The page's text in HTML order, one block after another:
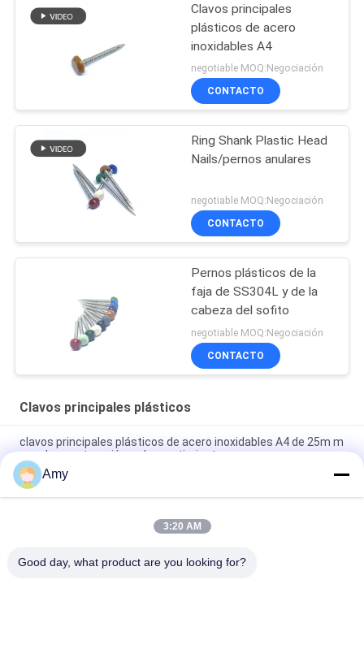
Clavos principales
plásticos de acero
inoxidables A4
negotiable MOQ:Negociación
CONTACTO
Ring Shank Plastic Head
Nails/pernos anulares
negotiable MOQ:Negociación
CONTACTO
Pernos plásticos de la
faja de SS304L y de la
cabeza del sofito
negotiable MOQ:Negociación
CONTACTO
Clavos principales plásticos
clavos principales plásticos de acero inoxidables A4 de 25m m
para la construcción y el revestimiento
50m m x 2.65m m Ring Shank Plastic Cap Roofing anular clava
el grado de acero inoxidable A4
Clavos principales plásticos del OEM 65m m, fuera de la
Amy
3:20 AM
Good day, what product are you looking for?